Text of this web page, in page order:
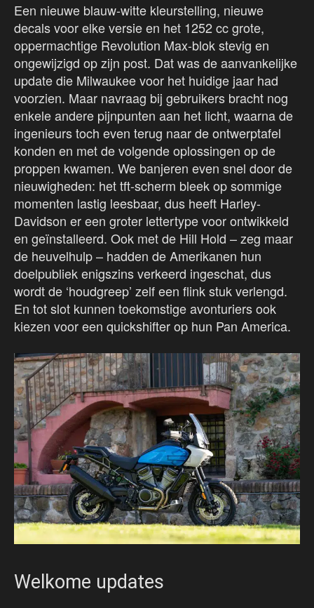
Een nieuwe blauw-witte kleurstelling, nieuwe
decals voor elke versie en het 1252 cc grote,
oppermachtige Revolution Max-blok stevig en
ongewijzigd op zijn post. Dat was de aanvankelijke
update die Milwaukee voor het huidige jaar had
voorzien. Maar navraag bij gebruikers bracht nog
enkele andere pijnpunten aan het licht, waarna de
ingenieurs toch even terug naar de ontwerptafel
konden en met de volgende oplossingen op de
proppen kwamen. We banjeren even snel door de
nieuwigheden: het tft-scherm bleek op sommige
momenten lastig leesbaar, dus heeft Harley-
Davidson er een groter lettertype voor ontwikkeld
en geïnstalleerd. Ook met de Hill Hold – zeg maar
de heuvelhulp – hadden de Amerikanen hun
doelpubliek enigszins verkeerd ingeschat, dus
wordt de ‘houdgreep’ zelf een flink stuk verlengd.
En tot slot kunnen toekomstige avonturiers ook
kiezen voor een quickshifter op hun Pan America.
Welkome updates